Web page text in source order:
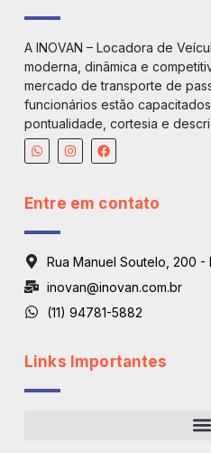
A INOVAN – Locadora de
moderna, dinâmica e
mercado de transporte de
funcionários estão
pontualidade, cortesia e
Entre em contato
Rua Manuel Soutelo, 200 -
inovan@inovan.com.br
(11) 94781-5882
Links Importantes